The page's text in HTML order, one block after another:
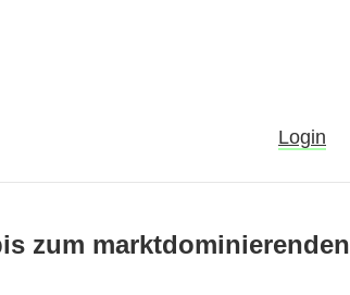
Login
zum marktdominierenden